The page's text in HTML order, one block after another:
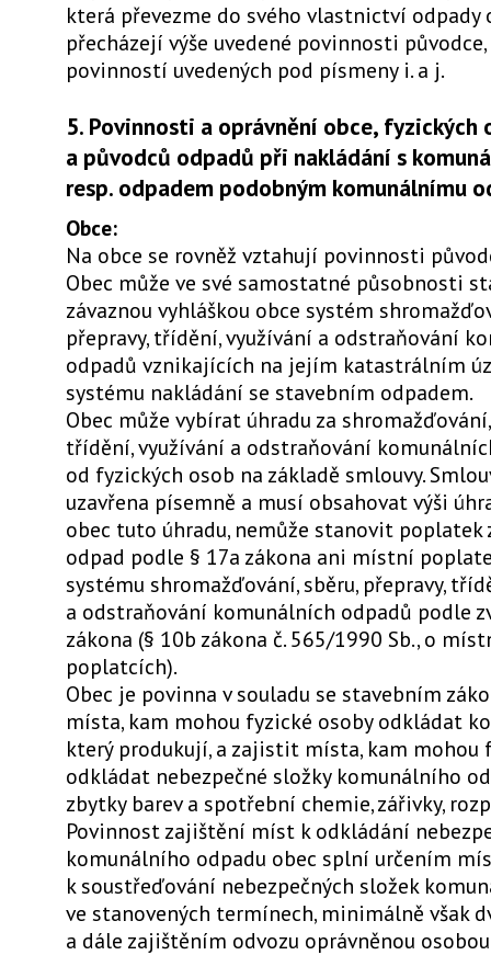
která převezme do svého vlastnictví odpady
přecházejí výše uvedené povinnosti
povinností uvedených pod písmeny i. a j.
5. Povinnosti a oprávnění obce, fyzických
a původců odpadů při nakládání s
resp. odpadem podobným komunálnímu
Obce:
Na obce se rovněž vztahují povinnosti
Obec může ve své samostatné působnosti
závaznou vyhláškou obce systém
přepravy, třídění, využívání a odstraňování
odpadů vznikajících na jejím katastrálním
systému nakládání se stavebním odpadem.
Obec může vybírat úhradu za
třídění, využívání a odstraňování
od fyzických osob na základě smlouvy.
uzavřena písemně a musí obsahovat výši
obec tuto úhradu, nemůže stanovit poplatek
odpad podle § 17a zákona ani místní
systému shromažďování, sběru, přepravy,
a odstraňování komunálních odpadů podle
zákona (§ 10b zákona č. 565/1990 Sb., o
poplatcích).
Obec je povinna v souladu se stavebním
místa, kam mohou fyzické osoby odkládat
který produkují, a zajistit místa, kam mohou
odkládat nebezpečné složky komunálního
zbytky barev a spotřební chemie, zářivky,
Povinnost zajištění míst k odkládání
komunálního odpadu obec splní určením
k soustřeďování nebezpečných složek
ve stanovených termínech, minimálně však
a dále zajištěním odvozu oprávněnou